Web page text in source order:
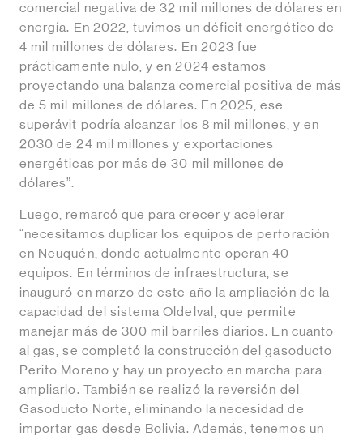
comercial negativa de 32 mil millones de dólares en
energía. En 2022, tuvimos un déficit energético de
4 mil millones de dólares. En 2023 fue
prácticamente nulo, y en 2024 estamos
proyectando una balanza comercial positiva de más
de 5 mil millones de dólares. En 2025, ese
superávit podría alcanzar los 8 mil millones, y en
2030 de 24 mil millones y exportaciones
energéticas por más de 30 mil millones de
dólares”.
Luego, remarcó que para crecer y acelerar
“necesitamos duplicar los equipos de perforación
en Neuquén, donde actualmente operan 40
equipos. En términos de infraestructura, se
inauguró en marzo de este año la ampliación de la
capacidad del sistema Oldelval, que permite
manejar más de 300 mil barriles diarios. En cuanto
al gas, se completó la construcción del gasoducto
Perito Moreno y hay un proyecto en marcha para
ampliarlo. También se realizó la reversión del
Gasoducto Norte, eliminando la necesidad de
importar gas desde Bolivia. Además, tenemos un